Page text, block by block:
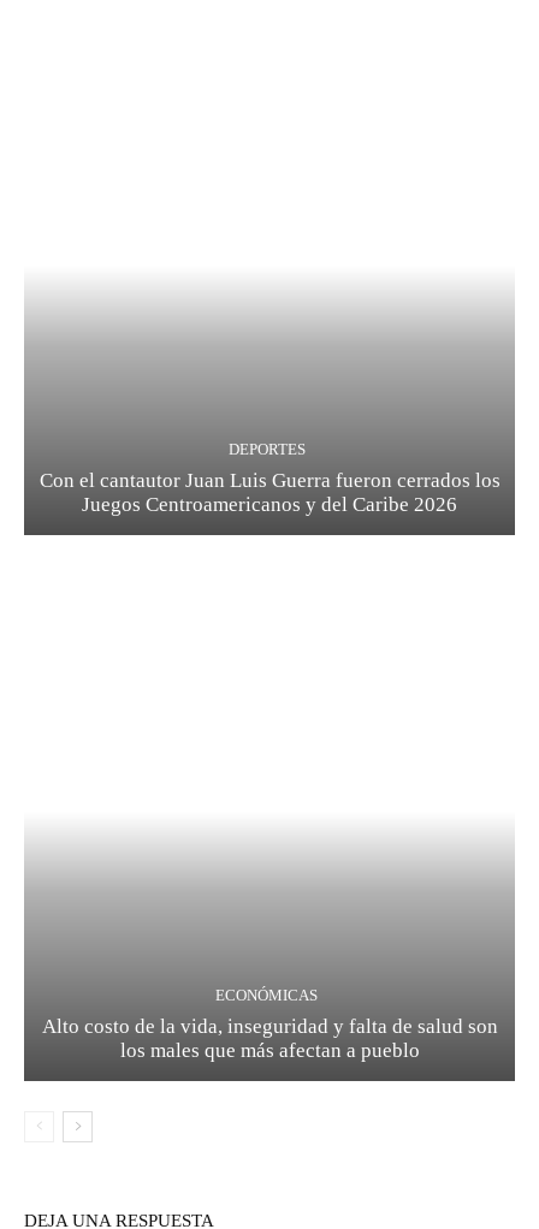
DEPORTES
Con el cantautor Juan Luis Guerra fueron cerrados los
Juegos Centroamericanos y del Caribe 2026
ECONÓMICAS
Alto costo de la vida, inseguridad y falta de salud son
los males que más afectan a pueblo
DEJA UNA RESPUESTA